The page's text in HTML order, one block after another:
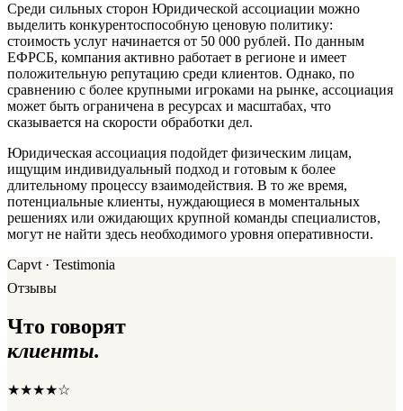
Среди сильных сторон Юридической ассоциации можно
выделить конкурентоспособную ценовую политику:
стоимость услуг начинается от 50 000 рублей. По данным
ЕФРСБ, компания активно работает в регионе и имеет
положительную репутацию среди клиентов. Однако, по
сравнению с более крупными игроками на рынке, ассоциация
может быть ограничена в ресурсах и масштабах, что
сказывается на скорости обработки дел.
Юридическая ассоциация подойдет физическим лицам,
ищущим индивидуальный подход и готовым к более
длительному процессу взаимодействия. В то же время,
потенциальные клиенты, нуждающиеся в моментальных
решениях или ожидающих крупной команды специалистов,
могут не найти здесь необходимого уровня оперативности.
Capvt · Testimonia
Отзывы
Что говорят
клиенты.
★★★★☆